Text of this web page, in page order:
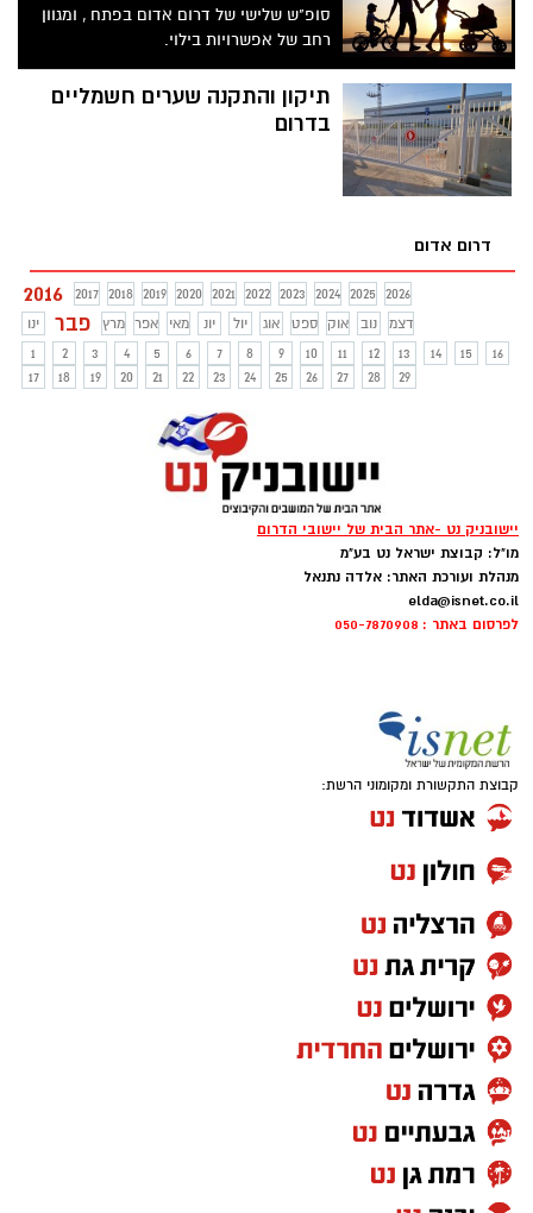
סופ"ש שלישי של דרום אדום בפתח , ומגוון
רחב של אפשרויות בילוי.
תיקון והתקנה שערים חשמליים
בדרום
דרום אדום
2016 2017 2018 2019 2020 2021 2022 2023 2024 2025
2026
ינו
פבר מרץ אפר מאי יונ יול אוג ספט אוק נוב
דצמ
1
2 3 4 5 6 7 8 9 10 11 12 13 14 15
16
17
18 19 20 21 22 23 24 25 26 27 28 29
יישובניק נט -אתר הבית של יישובי הדרום
מו"ל: קבוצת ישראל נט בע"מ
מנהלת ועורכת האתר: אלדה נתנאל
elda@isnet.co.il
לפרסום באתר : 050-7870908
קבוצת התקשורת ומקומוני הרשת: